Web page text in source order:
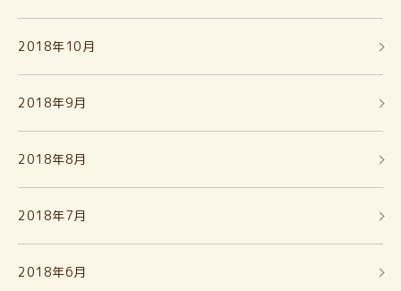
2018年10月
2018年9月
2018年8月
2018年7月
2018年6月